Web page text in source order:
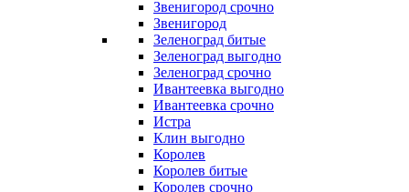
Звенигород срочно
Звенигород
Зеленоград битые
Зеленоград выгодно
Зеленоград срочно
Ивантеевка выгодно
Ивантеевка срочно
Истра
Клин выгодно
Королев
Королев битые
Королев срочно